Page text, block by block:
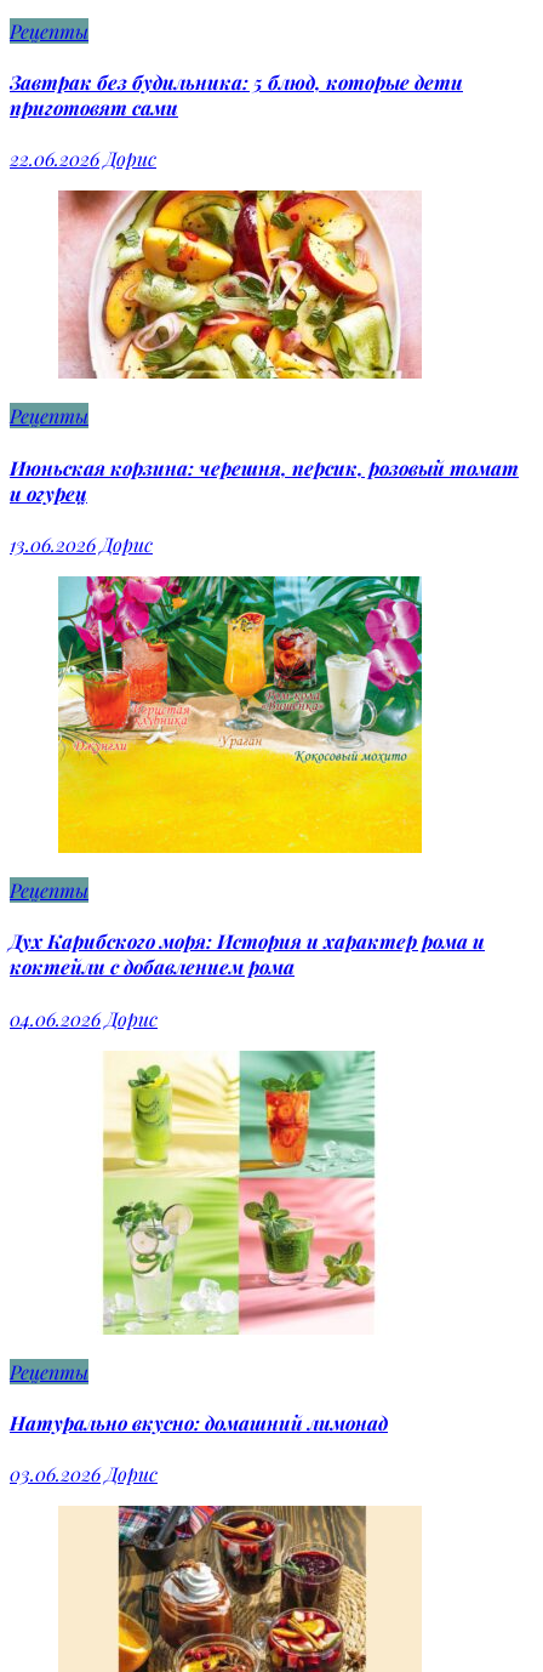
Рецепты
Завтрак без будильника: 5 блюд, которые дети
приготовят сами
22.06.2026Дорис
Рецепты
Июньская корзина: черешня, персик, розовый томат
и огурец
13.06.2026 Дорис
Рецепты
Дух Карибского моря: История и характер рома и
коктейли с добавлением рома
04.06.2026 Дорис
Рецепты
Натурально вкусно: домашний лимонад
03.06.2026 Дорис